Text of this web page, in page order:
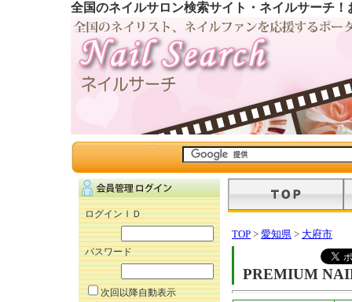
全国のネイルサロン検索サイト・ネイルサーチ
ログインＩＤ
パスワード
次回以降自動表示
TOP > 愛知県 > 大府市
PREMIUM